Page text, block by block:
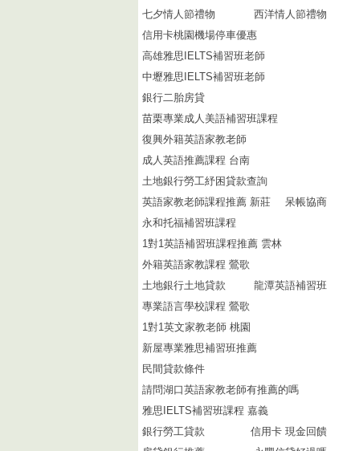
七夕情人節禮物
西洋情人節禮物
信用卡桃園機場停車優惠
高雄雅思IELTS補習班老師
中壢雅思IELTS補習班老師
銀行二胎房貸
苗栗專業成人美語補習班課程
復興外籍英語家教老師
成人英語推薦課程 台南
土地銀行勞工紓困貸款查詢
英語家教老師課程推薦 新莊
呆帳協商
永和托福補習班課程
1對1英語補習班課程推薦 雲林
外籍英語家教課程 鶯歌
土地銀行土地貸款
龍潭英語補習班
專業語言學校課程 鶯歌
1對1英文家教老師 桃園
新屋專業雅思補習班推薦
民間貸款條件
請問湖口英語家教老師有推薦的嗎
雅思IELTS補習班課程 嘉義
銀行勞工貸款
信用卡 現金回饋